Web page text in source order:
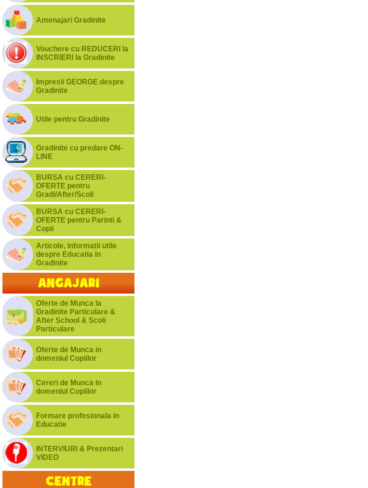
Amenajari Gradinite
Vouchere cu REDUCERI la
INSCRIERI la Gradinite
Impresii GEORGE despre
Gradinite
Utile pentru Gradinite
Gradinite cu predare ON-
LINE
BURSA cu CERERI-
OFERTE pentru
Gradi/After/Scoli
BURSA cu CERERI-
OFERTE pentru Parinti &
Copii
Articole, informatii utile
despre Educatia in
Gradinite
Angajari
Oferte de Munca la
Gradinite Particulare &
After School & Scoli
Particulare
Oferte de Munca in
domeniul Copiilor
Cereri de Munca in
domeniul Copiilor
Formare profesionala in
Educatie
INTERVIURI & Prezentari
VIDEO
Centre